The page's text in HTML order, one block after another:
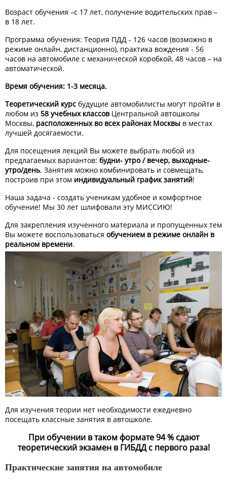
Возраст обучения –с 17 лет, получение водительских прав –
в 18 лет.
Программа обучения: Теория ПДД - 126 часов (возможно в
режиме онлайн, дистанционно), практика вождения - 56
часов на автомобиле с механической коробкой, 48 часов – на
автоматической.
Время обучения: 1-3 месяца.
Теоретический курс будущие автомобилисты могут пройти в
любом из 58 учебных классов Центральной автошколы
Москвы, расположенных во всех районах Москвы в местах
лучшей досягаемости.
Для посещения лекций Вы можете выбрать любой из
предлагаемых вариантов: будни- утро / вечер, выходные-
утро/день. Занятия можно комбинировать и совмещать,
построив при этом индивидуальный график занятий!
Наша задача - создать ученикам удобное и комфортное
обучение! Мы 30 лет шлифовали эту МИССИЮ!
Для закрепления изученного материала и пропущенных тем
Вы можете воспользоваться обучением в режиме онлайн в
реальном времени.
Для изучения теории нет необходимости ежедневно
посещать классные занятия в автошколе.
При обучении в таком формате 94 % сдают
теоретический экзамен в ГИБДД с первого раза!
Практические занятия на автомобиле